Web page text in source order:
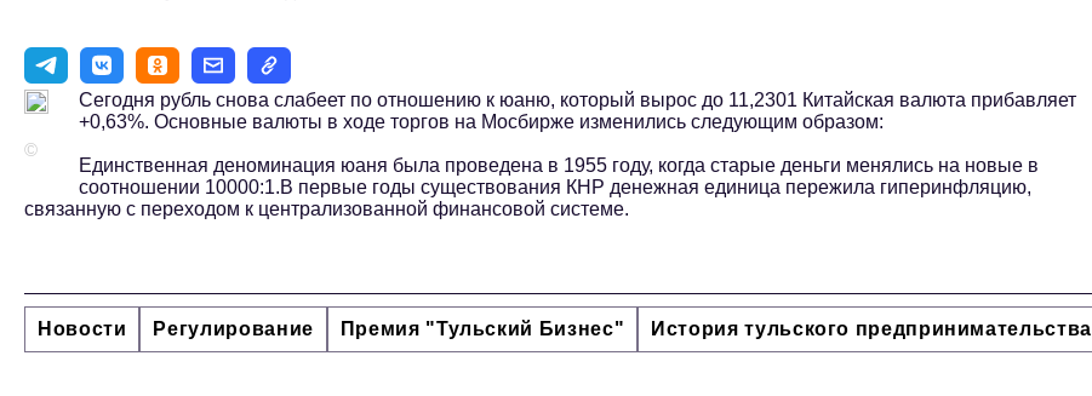
©
Сегодня рубль снова слабеет по отношению к юаню, который вырос до 11,2301 Китайская валюта прибавляет
+0,63%. Основные валюты в ходе торгов на Мосбирже изменились следующим образом:
Единственная деноминация юаня была проведена в 1955 году, когда старые деньги менялись на новые в
соотношении 10000:1.В первые годы существования КНР денежная единица пережила гиперинфляцию,
связанную с переходом к централизованной финансовой системе.
Новости Регулирование Премия "Тульский Бизнес" История тульского предпринимательства